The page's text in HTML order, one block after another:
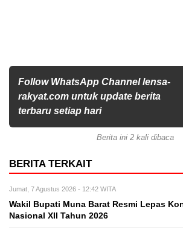
Follow WhatsApp Channel lensa-
rakyat.com untuk update berita
terbaru setiap hari
Berita ini 2 kali dibaca
BERITA TERKAIT
Jumat, 7 Agustus 2026 - 12:42 WITA
Wakil Bupati Muna Barat Resmi Lepas
Nasional XII Tahun 2026